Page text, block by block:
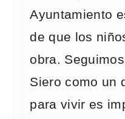
Ayuntamiento
de que los
obra.
Siero como un
para vivir es